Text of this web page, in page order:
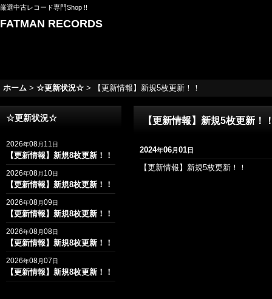
厳選中古レコード専門Shop !!
FATMAN RECORDS
ホーム > ☆更新状況☆ > 【更新情報】新規5枚更新！！
☆更新状況☆
2026年08月 11日
【更新情報】新規8枚更新！！
2026年08月 10日
【更新情報】新規8枚更新！！
2026年08月09日
【更新情報】新規8枚更新！！
2026年08月08日
【更新情報】新規8枚更新！！
2026年08月07日
【更新情報】新規8枚更新！！
【更新情報】新規5枚更新！
2024年06月01日
【更新情報】新規5枚更新！！